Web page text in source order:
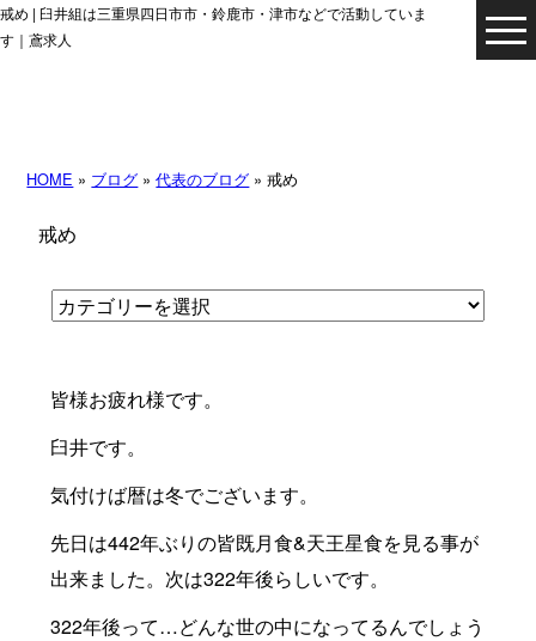
戒め | 臼井組は三重県四日市市・鈴鹿市・津市などで活動していま
す｜鳶求人
HOME » ブログ »代表のブログ » 戒め
戒め
皆様お疲れ様です。
臼井です。
気付けば暦は冬でございます。
先日は442年ぶりの皆既月食&天王星食を見る事が
出来ました。次は322年後らしいです。
322年後って…どんな世の中になってるんでしょう